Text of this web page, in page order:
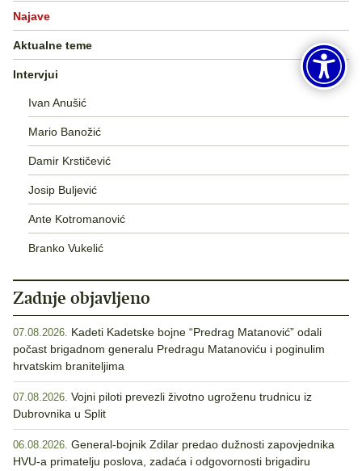
Najave
Aktualne teme
Intervjui
Ivan Anušić
Mario Banožić
Damir Krstičević
Josip Buljević
Ante Kotromanović
Branko Vukelić
Zadnje objavljeno
07.08.2026. Kadeti Kadetske bojne “Predrag Matanović” odali
počast brigadnom generalu Predragu Matanoviću i poginulim
hrvatskim braniteljima
07.08.2026. Vojni piloti prevezli životno ugroženu trudnicu iz
Dubrovnika u Split
06.08.2026. General-bojnik Zdilar predao dužnosti zapovjednika
HVU-a primatelju poslova, zadaća i odgovornosti brigadiru